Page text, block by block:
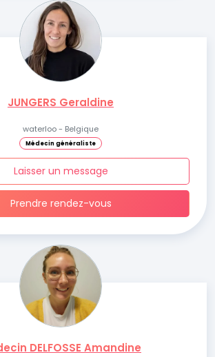
JUNGERS Geraldine
waterloo - Belgique
Médecin généraliste
Laisser un message
Prendre rendez-vous
DELFOSSE Amandine